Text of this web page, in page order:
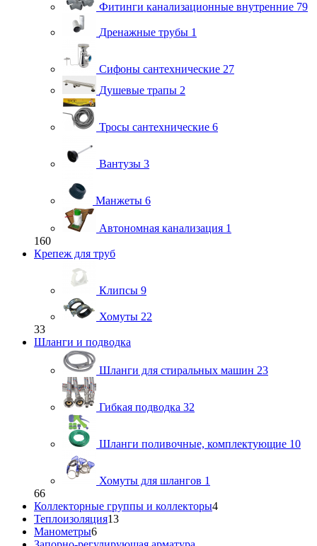
Фитинги канализационные внутренние 79
Дренажные трубы 1
Сифоны сантехнические 27
Душевые трапы 2
Тросы сантехнические 6
Вантузы 3
Манжеты 6
Автономная канализация 1
160
Крепеж для труб
Клипсы 9
Хомуты 22
33
Шланги и подводка
Шланги для стиральных машин 23
Гибкая подводка 32
Шланги поливочные, комплектующие 10
Хомуты для шлангов 1
66
Коллекторные группы и коллекторы4
Теплоизоляция13
Манометры6